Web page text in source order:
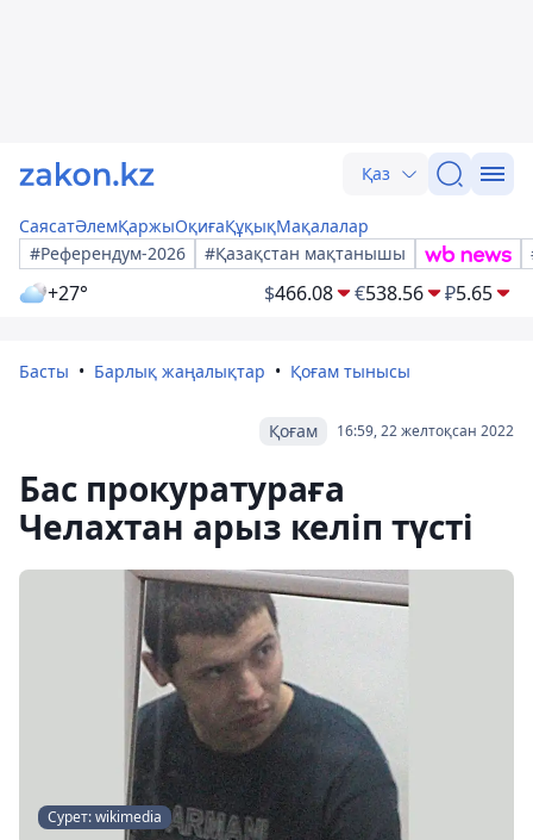
Қаз
СаясатӘлемҚаржыОқиғаҚұқықМақалалар
#Референдум-2026
#Қазақстан мақтанышы
+27° $466.08 €538.56 ₽5.65
Басты Барлық жаңалықтар Қоғам тынысы
16:59, 22 желтоқсан 2022
Қоғам
Бас прокуратураға
Челахтан арыз келіп түсті
Сурет: wikimedia